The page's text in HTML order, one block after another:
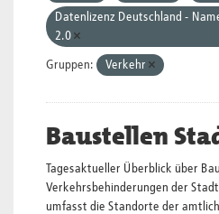
Datenlizenz Deutschland -
2.0
Gruppen: Verkehr
Baustellen
Tagesaktueller Überblick über
Verkehrsbehinderungen der
umfasst die Standorte der